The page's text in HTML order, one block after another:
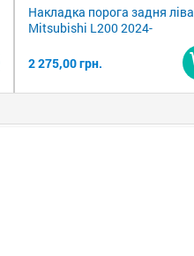
Накладка порога задня ліва
Mitsubishi L200 2024-
2 275,00 грн.